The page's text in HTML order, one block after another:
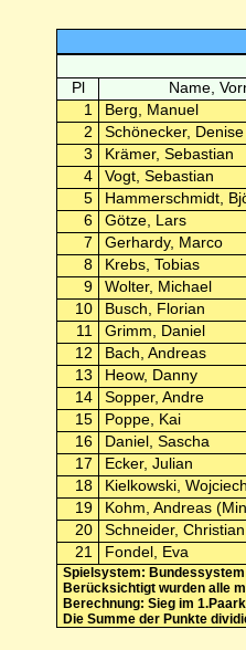
Pl Name,
1
Berg, Manuel
2
Schönecker, Denise
3
Krämer, Sebastian
4
Vogt, Sebastian
5
Hammerschmidt,
6
Götze, Lars
7
Gerhardy, Marco
8
Krebs, Tobias
9
Wolter, Michael
10
Busch, Florian
11
Grimm, Daniel
12
Bach, Andreas
13
Heow, Danny
14
Sopper, Andre
15
Poppe, Kai
16
Daniel, Sascha
17
Ecker, Julian
18
Kielkowski, Wojciech
19
Kohm, Andreas
20
Schneider, Christian
21
Fondel, Eva
Spielsystem: Bundessystem
Berücksichtigt wurden alle
Berechnung: Sieg im
Die Summe der Punkte